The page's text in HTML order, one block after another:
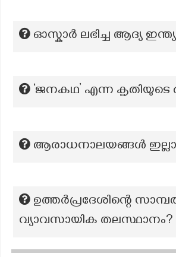
ഓസ്കാർ ലഭിച്ച ആദ്യ
‘ജനകഥ’ എന്ന കൃതിയുടെ
ആരാധനാലയങ്ങൾ
ഉത്തർപ്രദേശിന്റെ
വ്യാവസായിക തലസ്ഥാനം?